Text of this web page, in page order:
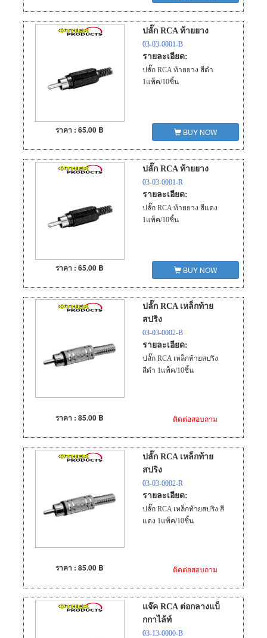
ปลั๊ก RCA ท้ายยาง
03-03-0001-B
รายละเอียด:
ปลั๊ก RCA ท้ายยาง สีดำ
1แพ็ค/10ชิ้น
ราคา : 65.00 ฿ BUY NOW
ปลั๊ก RCA ท้ายยาง
03-03-0001-R
รายละเอียด:
ปลั๊ก RCA ท้ายยาง สีแดง
1แพ็ค/10ชิ้น
ราคา : 65.00 ฿ BUY NOW
ปลั๊ก RCA เหล็กท้าย
สปริง
03-03-0002-B
รายละเอียด:
ปลั๊ก RCA เหล็กท้ายสปริง
สีดำ 1แพ็ค/10ชิ้น
ราคา : 85.00 ฿ ติดต่อสอบถาม
ปลั๊ก RCA เหล็กท้าย
สปริง
03-03-0002-R
รายละเอียด:
ปลั๊ก RCA เหล็กท้ายสปริง สี
แดง 1แพ็ค/10ชิ้น
ราคา : 85.00 ฿ ติดต่อสอบถาม
แจ๊ค RCA ต่อกลางแบ็
กกาไล้ท์
03-13-0000-B